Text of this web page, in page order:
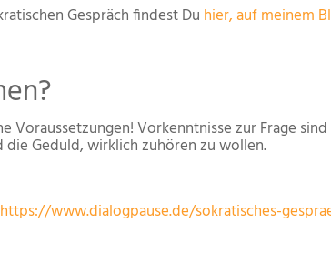
Gespräch findest Du hier, auf meinem
Voraussetzungen! Vorkenntnisse zur Frage
Geduld, wirklich zuhören zu wollen.
https://www.dialogpause.de/sokratisches-